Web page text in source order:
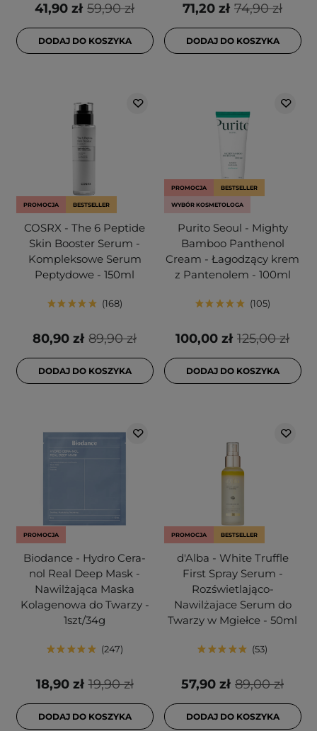
59,90 zł
41,90 zł
DODAJ DO KOSZYKA
74,90 zł
71,20 zł
DODAJ DO KOSZYKA
PROMOCJA BESTSELLER
COSRX - The 6 Peptide
Skin Booster Serum -
Kompleksowe Serum
Peptydowe - 150ml
168
89,90 zł
80,90 zł
DODAJ DO KOSZYKA
PROMOCJA BESTSELLER
WYBÓR KOSMETOLOGA
Purito Seoul - Mighty
Bamboo Panthenol
Cream - Łagodzący krem
z Pantenolem - 100ml
105
125,00 zł
100,00 zł
DODAJ DO KOSZYKA
PROMOCJA
Biodance - Hydro Cera-
nol Real Deep Mask -
Nawilżająca Maska
Kolagenowa do Twarzy -
1szt/34g
247
19,90 zł
18,90 zł
DODAJ DO KOSZYKA
PROMOCJA BESTSELLER
d'Alba - White Truffle
First Spray Serum -
Rozświetlająco-
Nawilżajace Serum do
Twarzy w Mgiełce - 50ml
53
89,00 zł
57,90 zł
DODAJ DO KOSZYKA